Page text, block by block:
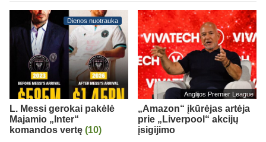
Dienos nuotrauka
L. Messi gerokai pakėlė
Majamio „Inter“
komandos vertę (10)
Anglijos Premier League
„Amazon“ įkūrėjas artėja
prie „Liverpool“ akcijų
įsigijimo